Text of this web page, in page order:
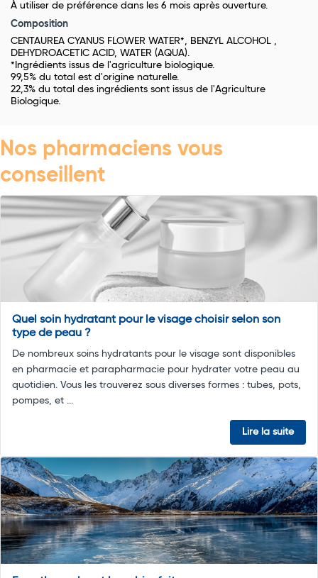
À utiliser de préférence dans les 6 mois après ouverture.
Composition
CENTAUREA CYANUS FLOWER WATER*, BENZYL ALCOHOL ,
DEHYDROACETIC ACID, WATER (AQUA).
*Ingrédients issus de l'agriculture biologique.
99,5% du total est d'origine naturelle.
22,3% du total des ingrédients sont issus de l'Agriculture
Biologique.
Nos pharmaciens vous
conseillent
Quel soin hydratant pour le visage choisir selon son
type de peau ?
De nombreux soins hydratants pour le visage sont disponibles
en pharmacie et parapharmacie pour hydrater votre peau au
quotidien. Vous les trouverez sous diverses formes : tubes, pots,
pompes, et ...
Lire la suite